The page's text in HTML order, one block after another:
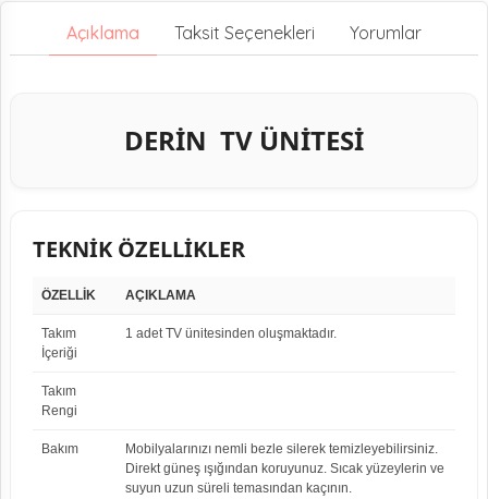
Açıklama Taksit Seçenekleri Yorumlar
DERİN TV ÜNİTESİ
TEKNİK ÖZELLİKLER
ÖZELLİK AÇIKLAMA
Takım
İçeriği
1 adet TV ünitesinden oluşmaktadır.
Takım
Rengi
Bakım
Mobilyalarınızı nemli bezle silerek temizleyebilirsiniz.
Direkt güneş ışığından koruyunuz. Sıcak yüzeylerin ve
suyun uzun süreli temasından kaçının.